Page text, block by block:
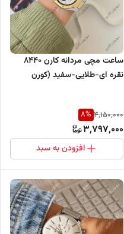
ساعت مچی مردانه کارن 8440
نقره ای-طلایی-سفید (کورن
4,150,000
8%
3,797,000
افزودن به سبد